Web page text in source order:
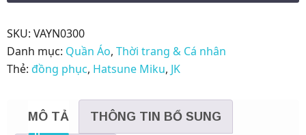
JK
Ginkgo
Leaves
số
SKU: VAYN0300
Danh mục: Quần Áo, Thời trang & Cá nhân
Thẻ: đồng phục, Hatsune Miku, JK
MÔ TẢ THÔNG TIN BỔ SUNG